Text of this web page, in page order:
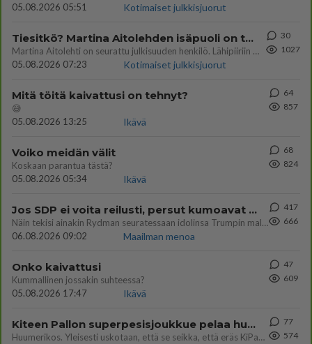
05.08.2026 05:51
Kotimaiset julkkisjuorut
Tiesitkö? Martina Aitolehden isäpuoli on tämä suosittu laulaja
Martina Aitolehti on seurattu julkisuuden henkilö. Lähipiiriin mahtuu muitakin tunnettuja henkilöitä. Tiesitkö, että Ma
05.08.2026 07:23
Kotimaiset julkkisjuorut
30
1027
Mitä töitä kaivattusi on tehnyt?
😅
05.08.2026 13:25
Ikävä
64
857
Voiko meidän välit
Koskaan parantua tästä?
05.08.2026 05:34
Ikävä
68
824
Jos SDP ei voita reilusti, persut kumoavat demokratian Suomesta
Näin tekisi ainakin Rydman seuratessaan idolinsa Trumpin mallia https://www.is.fi/politiikka/art-2000012187244.html
06.08.2026 09:02
Maailman menoa
417
666
Onko kaivattusi
Kummallinen jossakin suhteessa?
05.08.2026 17:47
Ikävä
47
609
Kiteen Pallon superpesisjoukkue pelaa huumeiden vaikutuksen alaisena
Huumerikos. Yleisesti uskotaan, että se seikka, että eräs KiPan pelaaja kärähtää huumeista, on vain jäävuoren huippu. M
77
574